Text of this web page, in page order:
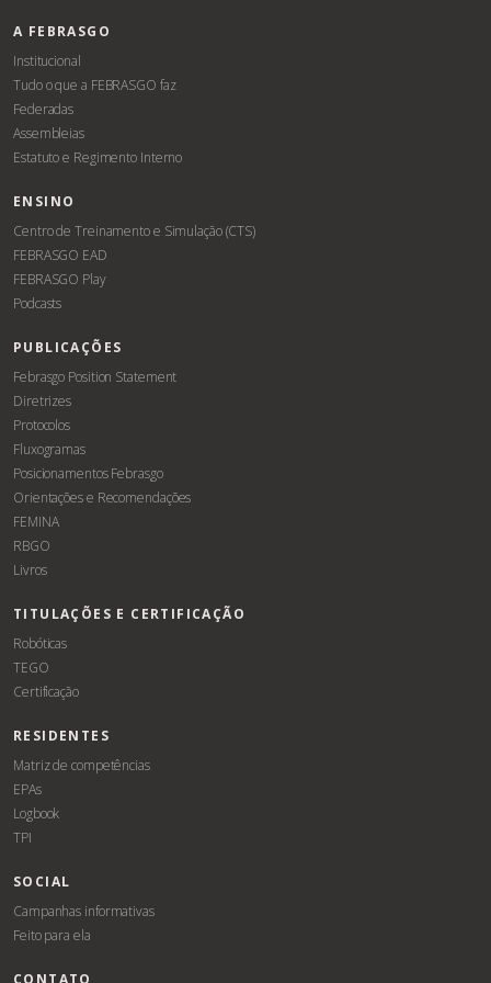
A FEBRASGO
Institucional
Tudo o que a FEBRASGO faz
Federadas
Assembleias
Estatuto e Regimento Interno
ENSINO
Centro de Treinamento e Simulação (CTS)
FEBRASGO EAD
FEBRASGO Play
Podcasts
PUBLICAÇÕES
Febrasgo Position Statement
Diretrizes
Protocolos
Fluxogramas
Posicionamentos Febrasgo
Orientações e Recomendações
FEMINA
RBGO
Livros
TITULAÇÕES E CERTIFICAÇÃO
Robóticas
TEGO
Certificação
RESIDENTES
Matriz de competências
EPAs
Logbook
TPI
SOCIAL
Campanhas informativas
Feito para ela
CONTATO